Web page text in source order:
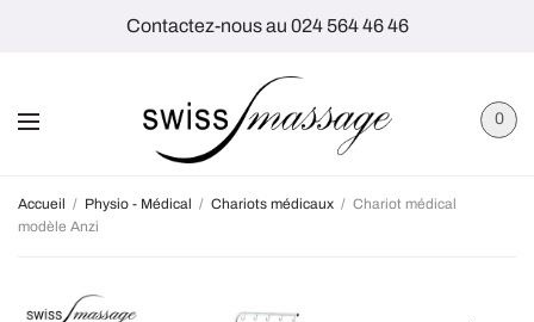
Contactez-nous au 024 564 46 46
0
Accueil / Physio - Médical / Chariots médicaux / Chariot médical
modèle Anzi